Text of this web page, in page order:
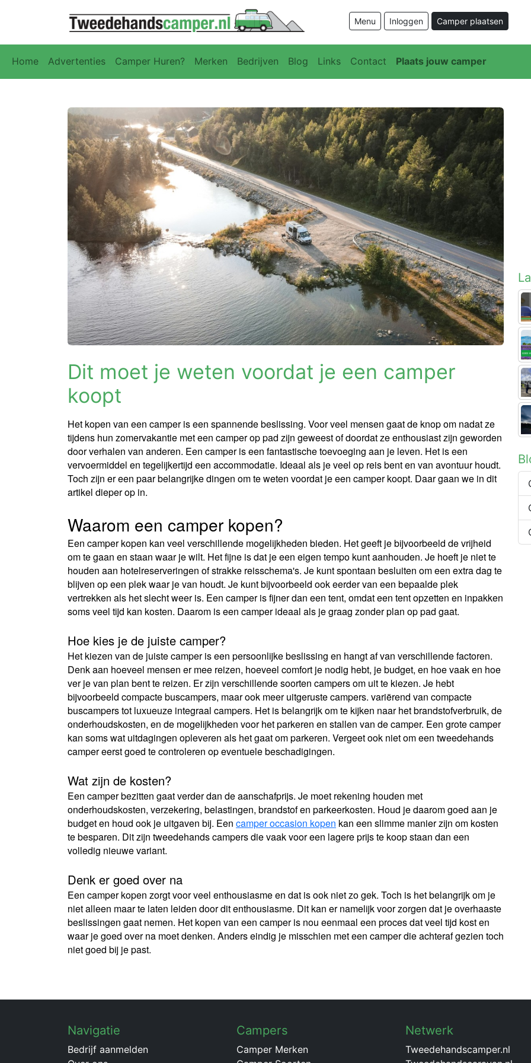
Menu Inloggen Camper plaatsen
Home Advertenties Camper Huren? Merken Bedrijven Blog Links Contact Plaats jouw camper
Dit moet je weten voordat je een camper
koopt
Het kopen van een camper is een spannende beslissing. Voor veel mensen gaat de knop om nadat ze
tijdens hun zomervakantie met een camper op pad zijn geweest of doordat ze enthousiast zijn geworden
door verhalen van anderen. Een camper is een fantastische toevoeging aan je leven. Het is een
vervoermiddel en tegelijkertijd een accommodatie. Ideaal als je veel op reis bent en van avontuur houdt.
Toch zijn er een paar belangrijke dingen om te weten voordat je een camper koopt. Daar gaan we in dit
artikel dieper op in.
Waarom een camper kopen?
Een camper kopen kan veel verschillende mogelijkheden bieden. Het geeft je bijvoorbeeld de vrijheid
om te gaan en staan waar je wilt. Het fijne is dat je een eigen tempo kunt aanhouden. Je hoeft je niet te
houden aan hotelreserveringen of strakke reisschema's. Je kunt spontaan besluiten om een extra dag te
blijven op een plek waar je van houdt. Je kunt bijvoorbeeld ook eerder van een bepaalde plek
vertrekken als het slecht weer is. Een camper is fijner dan een tent, omdat een tent opzetten en inpakken
soms veel tijd kan kosten. Daarom is een camper ideaal als je graag zonder plan op pad gaat.
Hoe kies je de juiste camper?
Het kiezen van de juiste camper is een persoonlijke beslissing en hangt af van verschillende factoren.
Denk aan hoeveel mensen er mee reizen, hoeveel comfort je nodig hebt, je budget, en hoe vaak en hoe
ver je van plan bent te reizen. Er zijn verschillende soorten campers om uit te kiezen. Je hebt
bijvoorbeeld compacte buscampers, maar ook meer uitgeruste campers. variërend van compacte
buscampers tot luxueuze integraal campers. Het is belangrijk om te kijken naar het brandstofverbruik, de
onderhoudskosten, en de mogelijkheden voor het parkeren en stallen van de camper. Een grote camper
kan soms wat uitdagingen opleveren als het gaat om parkeren. Vergeet ook niet om een tweedehands
camper eerst goed te controleren op eventuele beschadigingen.
Wat zijn de kosten?
Een camper bezitten gaat verder dan de aanschafprijs. Je moet rekening houden met
onderhoudskosten, verzekering, belastingen, brandstof en parkeerkosten. Houd je daarom goed aan je
budget en houd ook je uitgaven bij. Een camper occasion kopen kan een slimme manier zijn om kosten
te besparen. Dit zijn tweedehands campers die vaak voor een lagere prijs te koop staan dan een
volledig nieuwe variant.
Denk er goed over na
Een camper kopen zorgt voor veel enthousiasme en dat is ook niet zo gek. Toch is het belangrijk om je
niet alleen maar te laten leiden door dit enthousiasme. Dit kan er namelijk voor zorgen dat je overhaaste
beslissingen gaat nemen. Het kopen van een camper is nou eenmaal een proces dat veel tijd kost en
waar je goed over na moet denken. Anders eindig je misschien met een camper die achteraf gezien toch
niet goed bij je past.
Navigatie
Bedrijf aanmelden
Campers
Camper Merken
Netwerk
Tweedehandscamper.nl